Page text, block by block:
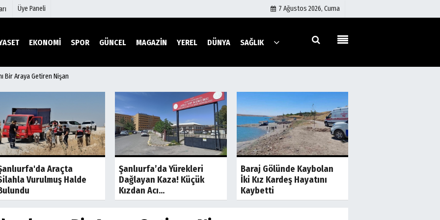
Üye Paneli 7 Ağustos 2026, Cuma
EKONOMİ SPOR GÜNCEL MAGAZİN YEREL DÜNYA SAĞLIK
Video Galeri
Foto Galeri
Etkinlikler
İletişim
Çerez Politikası
Gizlilik İlkeleri
Bir Araya Getiren Nişan
Son Dakika
Araçta
Vurulmuş Halde
Son Dakika
Şanlıurfa’da Yürekleri
Dağlayan Kaza! Küçük
Kızdan Acı...
Son Dakika
Baraj Gölünde Kaybolan
İki Kız Kardeş Hayatını
Kaybetti